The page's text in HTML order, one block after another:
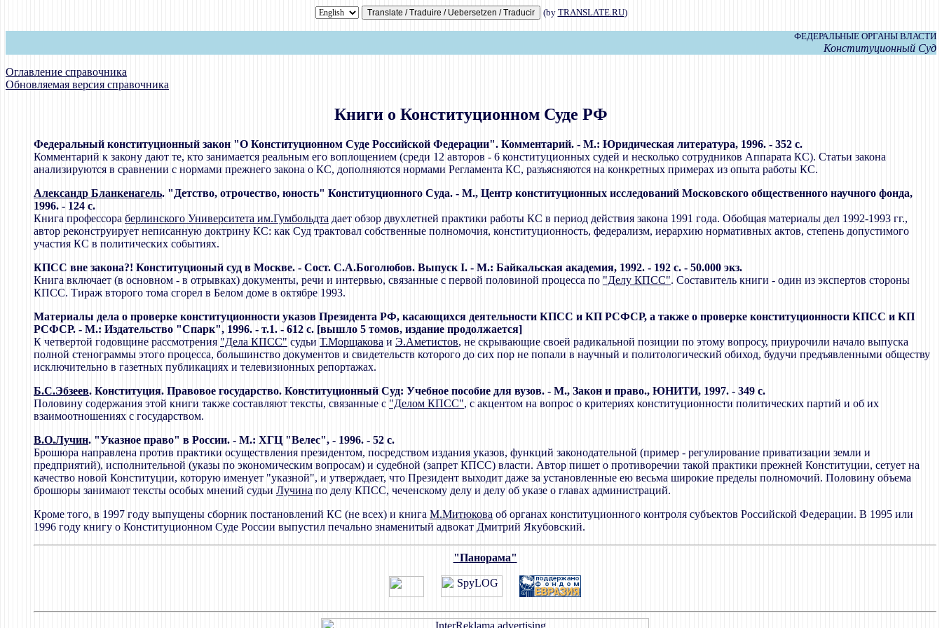
(by TRANSLATE.RU)
ФЕДЕРАЛЬНЫЕ ОРГАНЫ ВЛАСТИ
Конституционный Суд
Оглавление справочника
Обновляемая версия справочника
Книги о Конституционном Суде РФ
Федеральный конституционный закон "О Конституционном Суде Российской Федерации". Комментарий. - М.: Юридическая литература, 1996. - 352 с.
Комментарий к закону дают те, кто занимается реальным его воплощением (среди 12 авторов - 6 конституционных судей и несколько сотрудников Аппарата КС). Статьи закона
анализируются в сравнении с нормами прежнего закона о КС, дополняются нормами Регламента КС, разъясняются на конкретных примерах из опыта работы КС.
Александр Бланкенагель. "Детство, отрочество, юность" Конституционного Суда. - М., Центр конституционных исследований Московского общественного научного фонда,
1996. - 124 с.
Книга профессора берлинского Университета им.Гумбольдта дает обзор двухлетней практики работы КС в период действия закона 1991 года. Обобщая материалы дел 1992-1993 гг.,
автор реконструирует неписанную доктрину КС: как Суд трактовал собственные полномочия, конституционность, федерализм, иерархию нормативных актов, степень допустимого
участия КС в политических событиях.
КПСС вне закона?! Конституционый суд в Москве. - Сост. С.А.Боголюбов. Выпуск I. - М.: Байкальская академия, 1992. - 192 с. - 50.000 экз.
Книга включает (в основном - в отрывках) документы, речи и интервью, связанные с первой половиной процесса по "Делу КПСС". Составитель книги - один из экспертов стороны
КПСС. Тираж второго тома сгорел в Белом доме в октябре 1993.
Материалы дела о проверке конституционности указов Президента РФ, касающихся деятельности КПСС и КП РСФСР, а также о проверке конституционности КПСС и КП
РСФСР. - М.: Издательство "Спарк", 1996. - т.1. - 612 с. [вышло 5 томов, издание продолжается]
К четвертой годовщине рассмотрения "Дела КПСС" судьи Т.Морщакова и Э.Аметистов, не скрывающие своей радикальной позиции по этому вопросу, приурочили начало выпуска
полной стенограммы этого процесса, большинство документов и свидетельств которого до сих пор не попали в научный и политологический обиход, будучи предъявленными обществу
исключительно в газетных публикациях и телевизионных репортажах.
Б.С.Эбзеев. Конституция. Правовое государство. Конституционный Суд: Учебное пособие для вузов. - М., Закон и право., ЮНИТИ, 1997. - 349 с.
Половину содержания этой книги также составляют тексты, связанные с "Делом КПСС", с акцентом на вопрос о критериях конституционности политических партий и об их
взаимоотношениях с государством.
В.О.Лучин. "Указное право" в России. - М.: ХГЦ "Велес", - 1996. - 52 с.
Брошюра направлена против практики осуществления президентом, посредством издания указов, функций законодательной (пример - регулирование приватизации земли и
предприятий), исполнительной (указы по экономическим вопросам) и судебной (запрет КПСС) власти. Автор пишет о противоречии такой практики прежней Конституции, сетует на
качество новой Конституции, которую именует "указной", и утверждает, что Президент выходит даже за установленные ею весьма широкие пределы полномочий. Половину объема
брошюры занимают тексты особых мнений судьи Лучина по делу КПСС, чеченскому делу и делу об указе о главах администраций.
Кроме того, в 1997 году выпущены сборник постановлений КС (не всех) и книга М.Митюкова об органах конституционного контроля субъектов Российской Федерации. В 1995 или
1996 году книгу о Конституционном Суде России выпустил печально знаменитый адвокат Дмитрий Якубовский.
"Панорама"